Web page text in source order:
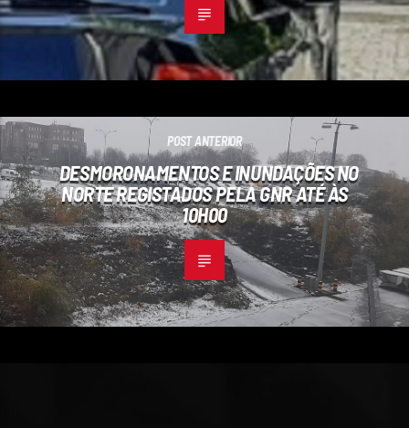
POST ANTERIOR
DESMORONAMENTOS E INUNDAÇÕES NO
NORTE REGISTADOS PELA GNR ATÉ ÀS
10H00